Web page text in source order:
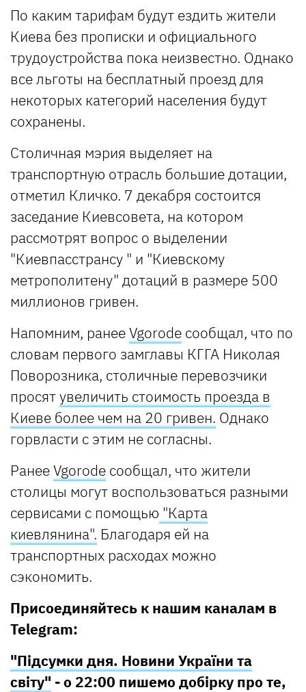
По каким тарифам будут ездить жители
Киева без прописки и официального
трудоустройства пока неизвестно. Однако
все льготы на бесплатный проезд для
некоторых категорий населения будут
сохранены.
Столичная мэрия выделяет на
транспортную отрасль большие дотации,
отметил Кличко. 7 декабря состоится
заседание Киевсовета, на котором
рассмотрят вопрос о выделении
"Киевпасстрансу " и "Киевскому
метрополитену" дотаций в размере 500
миллионов гривен.
Напомним, ранееVgorode сообщал, что по
словам первого замглавы КГГА Николая
Поворозника, столичные перевозчики
просятувеличить стоимость проезда в
Киеве более чем на 20 гривен. Однако
горвласти с этим не согласны.
РанееVgorode сообщал, что жители
столицы могут воспользоваться разными
сервисами с помощью "Карта
киевлянина". Благодаря ей на
транспортных расходах можно
сэкономить.
Присоединяйтесь к нашим каналам в
Telegram:
"Підсумки дня. Новини України та
світу" - о 22:00 пишемо добірку про те,